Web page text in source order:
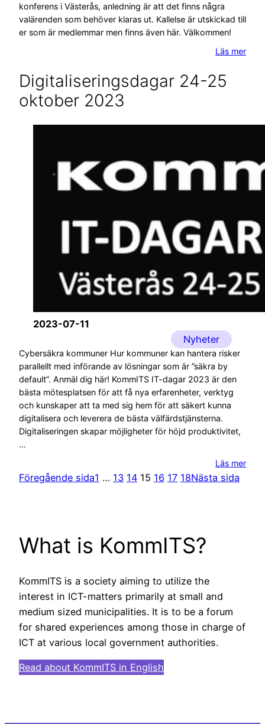
konferens i Västerås, anledning är att det finns några
valärenden som behöver klaras ut. Kallelse är utskickad till
er som är medlemmar men finns även här. Välkommen!
Läs mer
Digitaliseringsdagar 24-25
oktober 2023
2023-07-11
Nyheter
Cybersäkra kommuner Hur kommuner kan hantera risker
parallellt med införande av lösningar som är ”säkra by
default”. Anmäl dig här! KommITS IT-dagar 2023 är den
bästa mötesplatsen för att få nya erfarenheter, verktyg
och kunskaper att ta med sig hem för att säkert kunna
digitalisera och leverera de bästa välfärdstjänsterna.
Digitaliseringen skapar möjligheter för höjd produktivitet,
…
Läs mer
Föregående sida1 … 13 14 15 16 17 18Nästa sida
What is KommITS?
KommITS is a society aiming to utilize the
interest in ICT-matters primarily at small and
medium sized municipalities. It is to be a forum
for shared experiences among those in charge of
ICT at various local government authorities.
Read about KommITS in English